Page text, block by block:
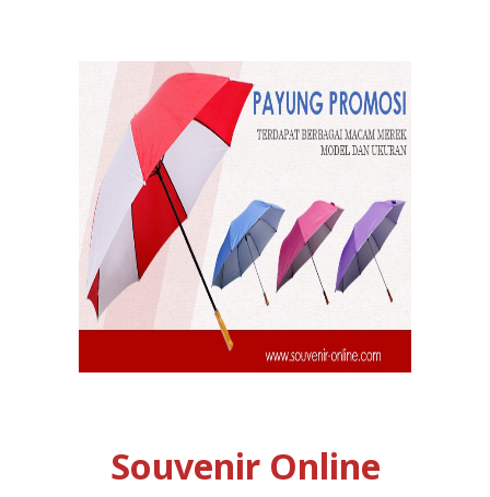
Souvenir Online